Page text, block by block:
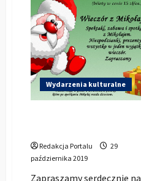
Wydarzenia kulturalne
Redakcja Portalu
29
października 2019
Zapraszamy serdecznie na